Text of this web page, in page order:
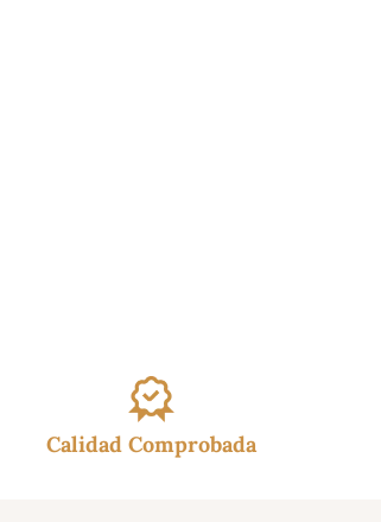
Calidad Comprobada